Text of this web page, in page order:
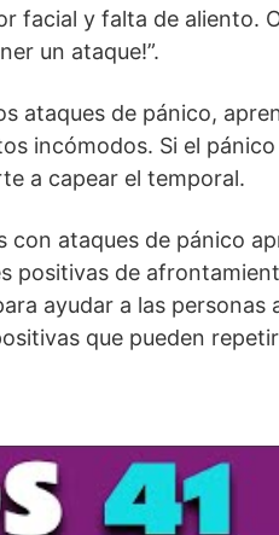
facial y falta de aliento.
un ataque!”.
ataques de pánico,
incómodos. Si el
a capear el temporal.
con ataques de pánico
positivas de
ayudar a las
que pueden